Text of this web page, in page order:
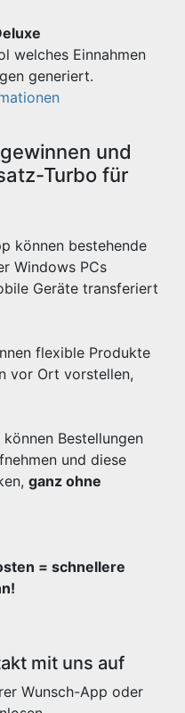
welches Einnahmen
generiert.
und
Turbo für
können bestehende
Windows PCs
Geräte transferiert
flexible Produkte
vor Ort vorstellen,
Bestellungen
und diese
ganz ohne
= schnellere
mit uns auf
Wunsch-App oder